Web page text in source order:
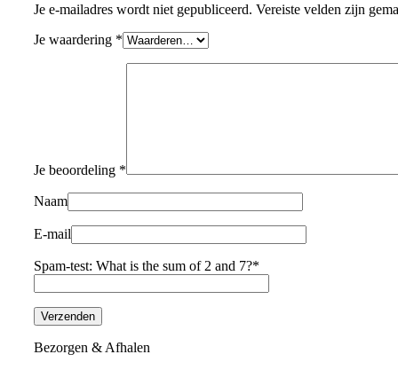
Je e-mailadres wordt niet gepubliceerd. Vereiste velden zijn
Je waardering *
Je beoordeling *
Naam
E-mail
Spam-test: What is the sum of 2 and 7?*
Bezorgen & Afhalen